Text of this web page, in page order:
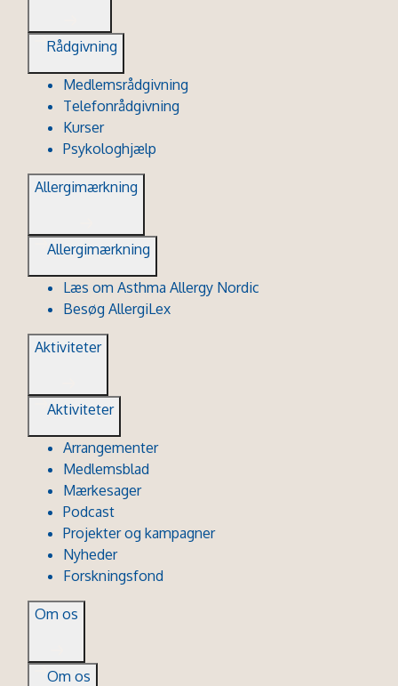
Rådgivning
Medlemsrådgivning
Telefonrådgivning
Kurser
Psykologhjælp
Allergimærkning
Allergimærkning
Læs om Asthma Allergy Nordic
Besøg AllergiLex
Aktiviteter
Aktiviteter
Arrangementer
Medlemsblad
Mærkesager
Podcast
Projekter og kampagner
Nyheder
Forskningsfond
Om os
Om os